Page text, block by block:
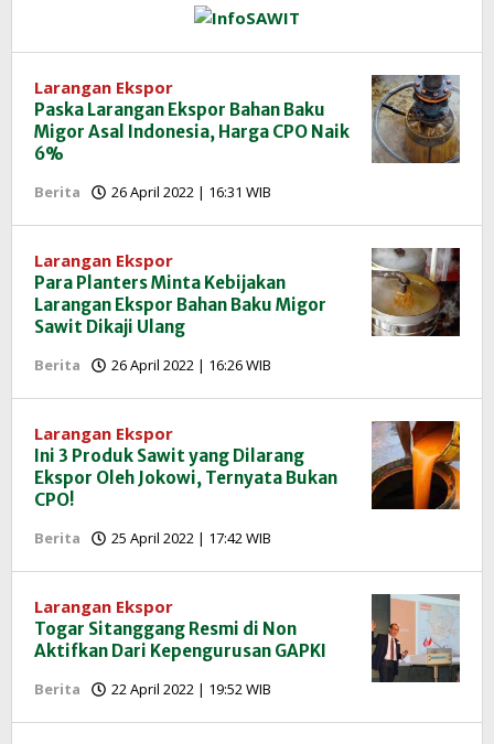
Larangan Ekspor
Paska Larangan Ekspor Bahan Baku
Migor Asal Indonesia, Harga CPO Naik
6%
Berita 26 April 2022 | 16:31 WIB
InfoSAWIT
Larangan Ekspor
Para Planters Minta Kebijakan
Larangan Ekspor Bahan Baku Migor
Sawit Dikaji Ulang
Berita 26 April 2022 | 16:26 WIB
InfoSAWIT
Larangan Ekspor
Ini 3 Produk Sawit yang Dilarang
Ekspor Oleh Jokowi, Ternyata Bukan
CPO!
Berita 25 April 2022 | 17:42 WIB
InfoSAWIT
Larangan Ekspor
Togar Sitanggang Resmi di Non
Aktifkan Dari Kepengurusan GAPKI
Berita 22 April 2022 | 19:52 WIB
InfoSAWIT